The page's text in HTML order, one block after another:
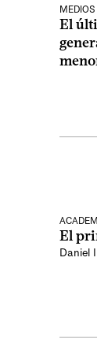
MEDIOS
El
El
Daniel